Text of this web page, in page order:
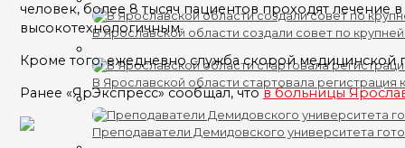
В Ярославской области создали совет по
В Ярославской области стартовала регистрация
Преподаватели Демидовского университета
человек, более 8 тысяч пациентов проходят
высокотехнологичным.
Кроме того, ежедневно служба скорой медицинской
Ранее «ЯрЭкспресс» сообщал, чтов больницы